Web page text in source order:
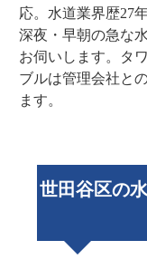
応。水道業界歴27
深夜・早朝の急な
お伺いします。タ
ブルは管理会社と
ます。
世田谷区の